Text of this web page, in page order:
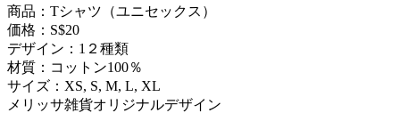
商品：Tシャツ（ユニセックス）
価格：S$20
デザイン：1２種類
材質：コットン100％
サイズ：XS, S, M, L, XL
メリッサ雑貨オリジナルデザイン